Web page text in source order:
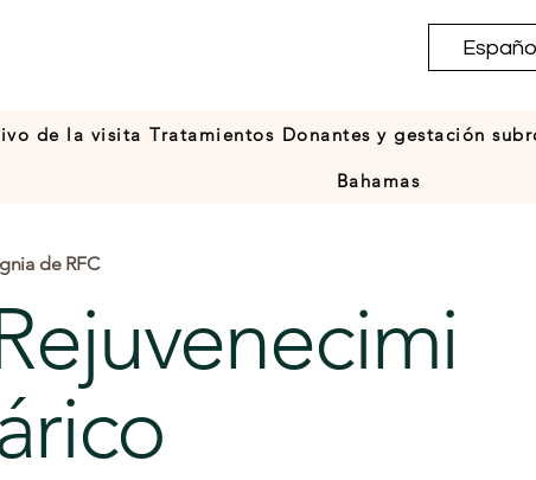
de la visita Tratamientos Donantes y gestación
Bahamas
de RFC